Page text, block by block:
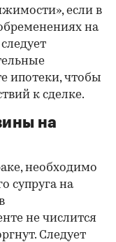
если в
на
ипотеки, чтобы
к сделке.
на
необходимо
супруга на
не числится
Следует